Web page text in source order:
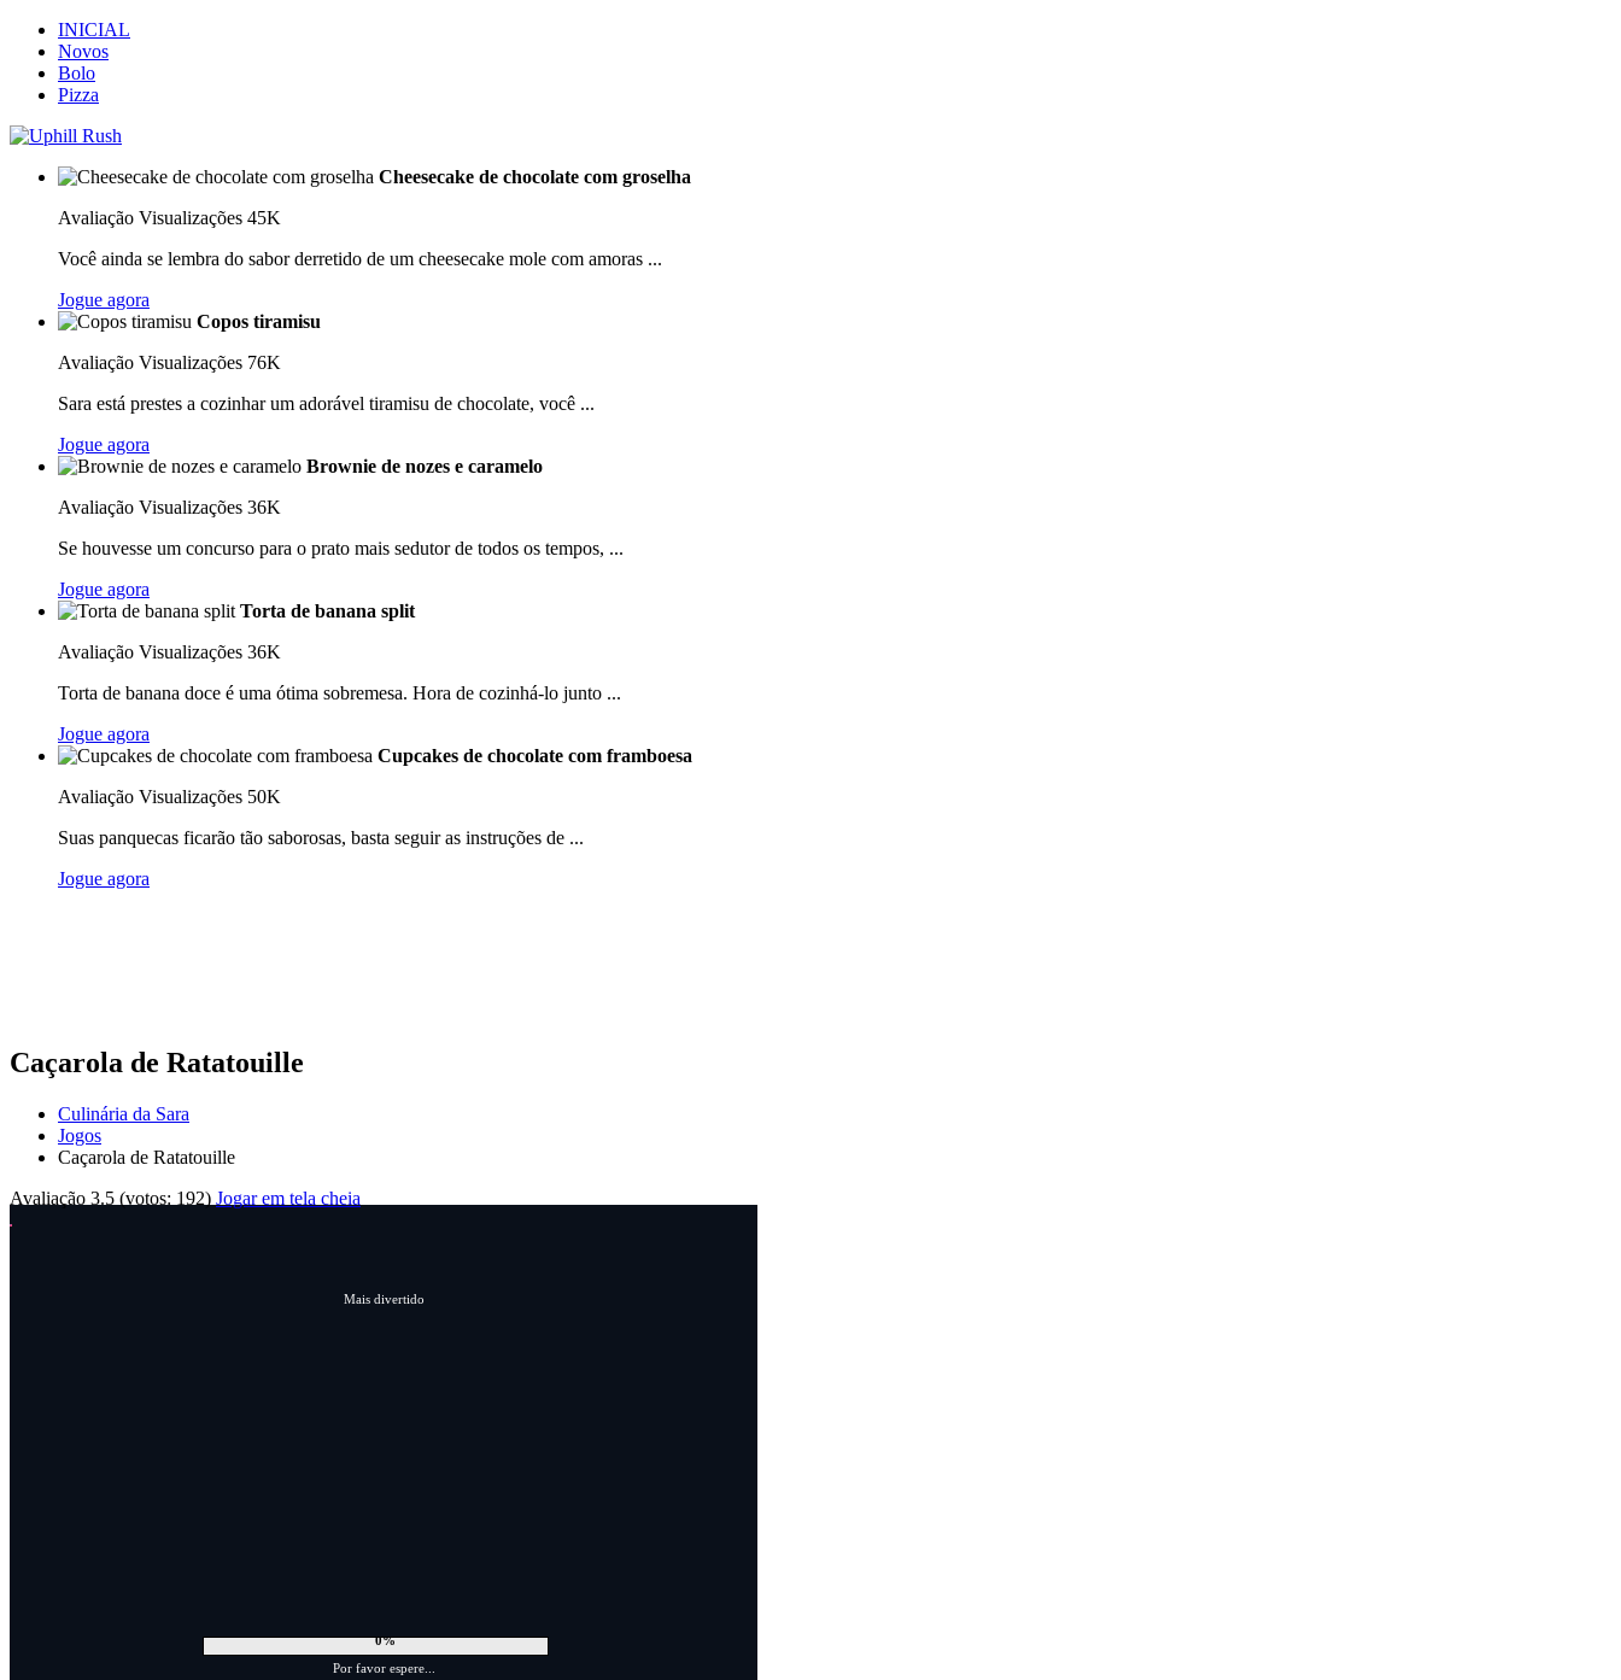
INICIAL
Novos
Bolo
Pizza
Cheesecake de chocolate com groselha
Avaliação Visualizações 45K
Você ainda se lembra do sabor derretido de um cheesecake mole com amoras ...
Jogue agora
Copos tiramisu
Avaliação Visualizações 76K
Sara está prestes a cozinhar um adorável tiramisu de chocolate, você ...
Jogue agora
Brownie de nozes e caramelo
Avaliação Visualizações 36K
Se houvesse um concurso para o prato mais sedutor de todos os tempos, ...
Jogue agora
Torta de banana split
Avaliação Visualizações 36K
Torta de banana doce é uma ótima sobremesa. Hora de cozinhá-lo junto ...
Jogue agora
Cupcakes de chocolate com framboesa
Avaliação Visualizações 50K
Suas panquecas ficarão tão saborosas, basta seguir as instruções de ...
Jogue agora
Caçarola de Ratatouille
Culinária da Sara
Jogos
Caçarola de Ratatouille
Avaliação 3.5 (votos: 192) Jogar em tela cheia
Mais divertido
0%
Por favor espere...